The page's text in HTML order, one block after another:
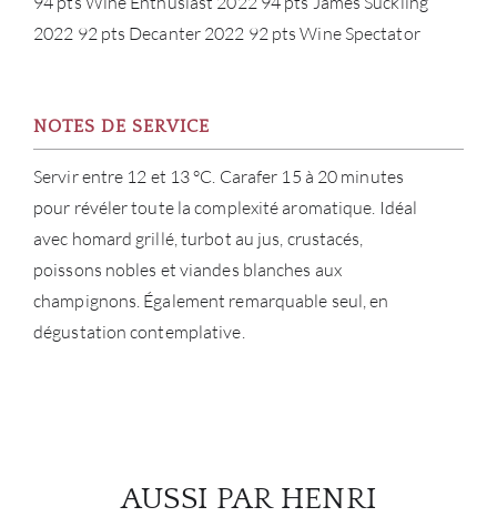
2022 92 pts Decanter 2022 92 pts Wine Spectator
NOTES DE SERVICE
Servir entre 12 et 13 °C. Carafer 15 à 20 minutes
pour révéler toute la complexité aromatique. Idéal
avec homard grillé, turbot au jus, crustacés,
poissons nobles et viandes blanches aux
champignons. Également remarquable seul, en
dégustation contemplative.
AUSSI PAR HENRI